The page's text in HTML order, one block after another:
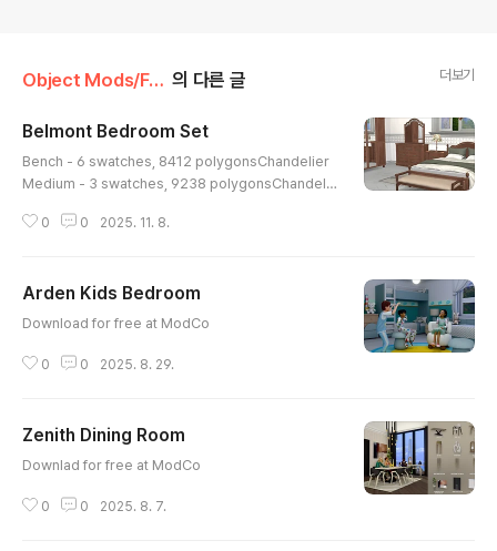
Object Mods/Furniture 의 다른 글 더보기
Belmont Bedroom Set
Bench - 6 swatches, 8412 polygonsChandelier
Medium - 3 swatches, 9238 polygonsChandeli
e - 6 swatches, 5466 polyonsBedding - 10 swat
lygonsTable Lamp - 9 swatches, 8742 polygon
sWall Mirror - 6 swatches, 12070 polygonsWar
ss u..
0 0 2025. 11. 8.
Arden Kids Bedroom
Download for free at ModCo
0 0 2025. 8. 29.
Zenith Dining Room
Downlad for free at ModCo
0 0 2025. 8. 7.